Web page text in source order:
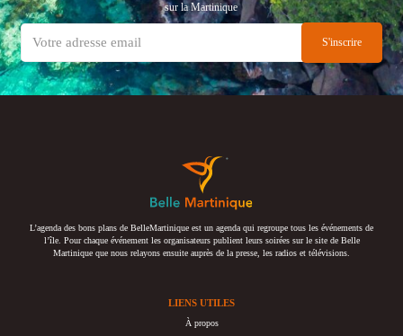
sur la Martinique
L’agenda des bons plans de BelleMartinique est un agenda qui regroupe tous les événements de
l’île. Pour chaque événement les organisateurs publient leurs soirées sur le site de Belle
Martinique que nous relayons ensuite auprès de la presse, les radios et télévisions.
LIENS UTILES
À propos